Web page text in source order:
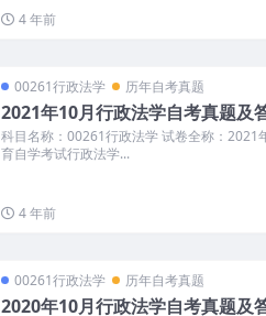
4 年前
00261行政法学 历年自考真题
2021年10月行政法学自考真题及
科目名称：00261行政法学 试卷全称：2021
育自学考试行政法学...
4 年前
00261行政法学 历年自考真题
2020年10月行政法学自考真题及